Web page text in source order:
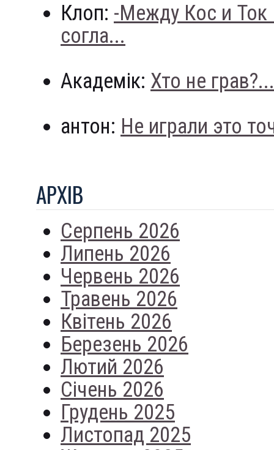
Клоп: -Между Кос и
согла...
Академік: Хто не грав?...
антон: Не играли это
АРХIВ
Серпень 2026
Липень 2026
Червень 2026
Травень 2026
Квітень 2026
Березень 2026
Лютий 2026
Січень 2026
Грудень 2025
Листопад 2025